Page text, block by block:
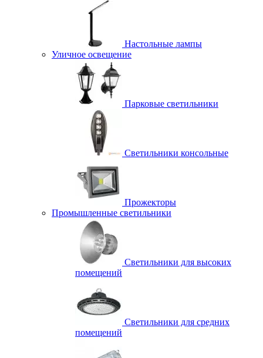
Настольные лампы
Уличное освещение
Парковые светильники
Светильники консольные
Прожекторы
Промышленные светильники
Светильники для высоких
помещений
Светильники для средних
помещений